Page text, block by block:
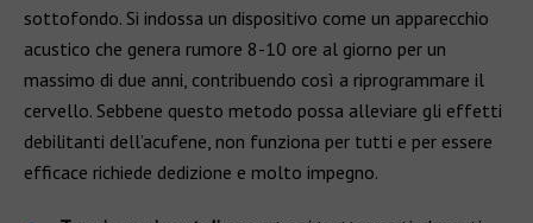
sottofondo. Si indossa un dispositivo come un apparecchio
acustico che genera rumore 8-10 ore al giorno per un
massimo di due anni, contribuendo così a riprogrammare il
cervello. Sebbene questo metodo possa alleviare gli effetti
debilitanti dell’acufene, non funziona per tutti e per essere
efficace richiede dedizione e molto impegno.